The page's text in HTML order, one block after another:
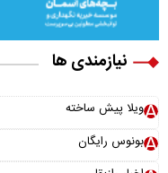
نیازمندی ها
ویلا پیش ساخته
بونوس رایگان